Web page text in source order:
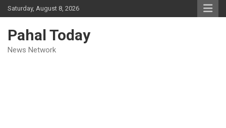
Skip
to
Saturday, August 8, 2026
Pahal Today
News Network